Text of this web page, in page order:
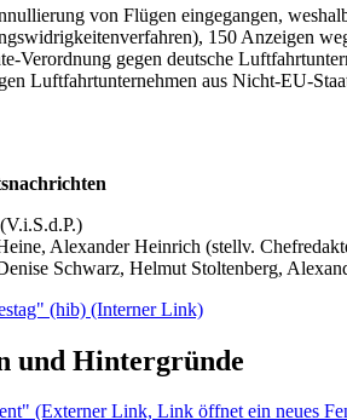
von Flügen eingegangen,
150 Anzeigen
Verordnung gegen deutsche
Luftfahrtunternehmen aus Nicht-EU-
Alexander Heinrich (stellv.
Schwarz, Helmut Stoltenberg,
(hib) (Interner Link)
und Hintergründe
(Externer Link, Link öffnet ein neues